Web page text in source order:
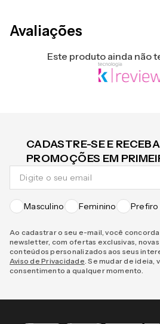
Avaliações
Este produto ainda não
CADASTRE-SE E
PROMOÇÕES EM
Masculino Feminino
Ao cadastrar o seu e-mail, você
newsletter, com ofertas exclusivas,
conteúdos personalizados aos seus
Aviso de Privacidade . Se mudar de
consentimento a qualquer momento.